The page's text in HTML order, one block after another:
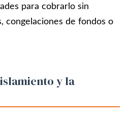
para cobrarlo sin
congelaciones de fondos o
y la